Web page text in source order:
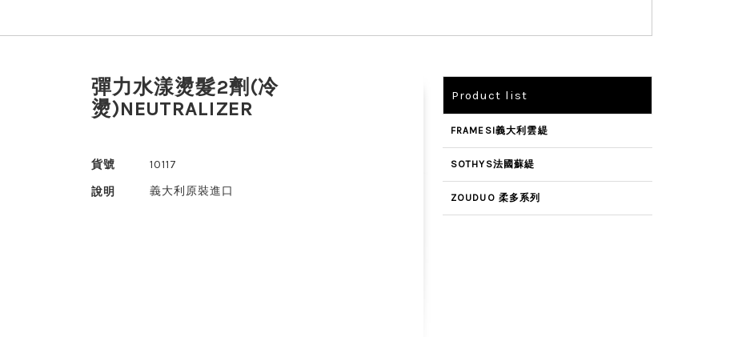
彈力水漾燙髮2劑(冷
燙)NEUTRALIZER
貨號
10117
說明
義大利原裝進口
Product list
FRAMESI義大利雲緹
SOTHYS法國蘇緹
ZOUDUO 柔多系列